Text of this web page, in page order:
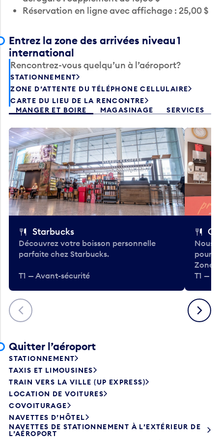
international
Rencontrez-vous quelqu’un à l’aéroport?
STATIONNEMENT
ZONE D’ATTENTE DU TÉLÉPHONE CELLULAIRE
CARTE DU LIEU DE LA RENCONTRE
MANGER ET BOIRE
MAGASINAGE
Précédent
Découvrez votre boisson personnelle
parfaite chez Starbucks.
Nous
pour
Zone.
T1 —
Suivant
STATIONNEMENT
TAXIS ET LIMOUSINES
TRAIN VERS LA VILLE (UP EXPRESS)
LOCATION DE VOITURES
COVOITURAGE
NAVETTES D’HÔTEL
NAVETTES DE STATIONNEMENT À L’EXTÉRIEUR DE
L’AÉROPORT
AUTOBUS DE TRANSPORT EN COMMUN